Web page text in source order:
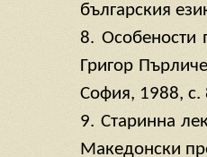
българския
8. Особености
Григор
София, 1988, с.
9. Старинна
Македонски